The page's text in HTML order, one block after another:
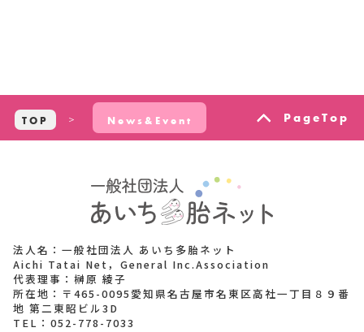
TOP News&Event PageTop
法人名：一般社団法人 あいち多胎ネット
Aichi Tatai Net，General Inc.Association
代表理事：榊原 綾子
所在地：〒465-0095愛知県名古屋市名東区高社一丁目８９番
地 第二東昭ビル3D
TEL： 052-778-7033